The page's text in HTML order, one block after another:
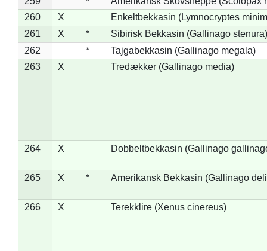
260
X
Enkeltbekkasin (Lymnocryptes
261
X *
Sibirisk Bekkasin (Gallinago stenura)
262
*
Tajgabekkasin (Gallinago megala)
263
X Tredækker (Gallinago media)
264 X Dobbeltbekkasin (Gallinago
265 X * Amerikansk Bekkasin (Gallinago
266 X Terekklire (Xenus cinereus)